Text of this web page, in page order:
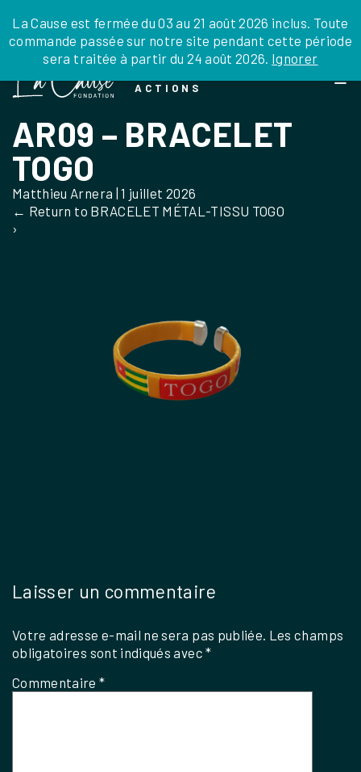
to
the
La Cause est fermée du 03 au 21 août 2026 inclus. Toute
commande passée sur notre site pendant cette période
sera traitée à partir du 24 août 2026. Ignorer
JE DONNE JE PARRAINE NOUS SOUTENIR
DEPUIS LA FRANCE
DEPUIS L’INTERNATIONAL
EN TANT QU’ORGANISATION
LEGS, LIBÉRALITÉS
0 ARTICLE
ACTIONS
AR09 – BRACELET
TOGO
Matthieu Arnera |1 juillet 2026
← Return to BRACELET MÉTAL-TISSU TOGO
›
Laisser un commentaire
Votre adresse e-mail ne sera pas publiée. Les champs
obligatoires sont indiqués avec*
Commentaire*